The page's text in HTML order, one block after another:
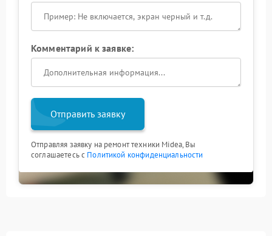
Комментарий к заявке:
Отправить заявку
Отправляя заявку на ремонт техники Midea, Вы
соглашаетесь с Политикой конфиденциальности